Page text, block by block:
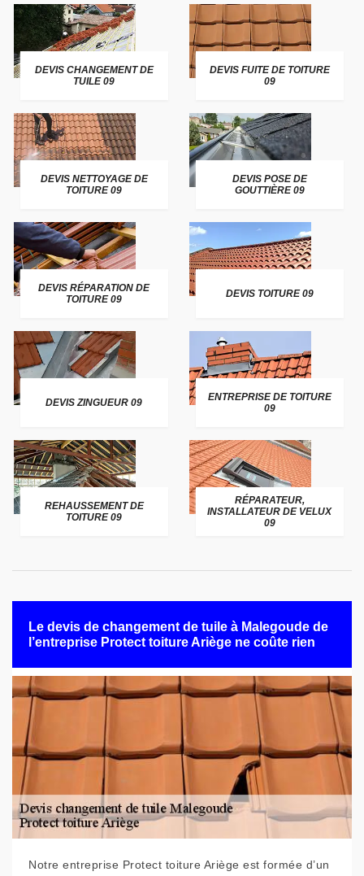
DEVIS CHANGEMENT DE
TUILE 09
DEVIS FUITE DE TOITURE
09
DEVIS NETTOYAGE DE
TOITURE 09
DEVIS POSE DE
GOUTTIÈRE 09
DEVIS RÉPARATION DE
TOITURE 09
DEVIS TOITURE 09
DEVIS ZINGUEUR 09
ENTREPRISE DE TOITURE
09
REHAUSSEMENT DE
TOITURE 09
RÉPARATEUR,
INSTALLATEUR DE VELUX
09
Le devis de changement de tuile à Malegoude de
l’entreprise Protect toiture Ariège ne coûte rien
Notre entreprise Protect toiture Ariège est formée d’un